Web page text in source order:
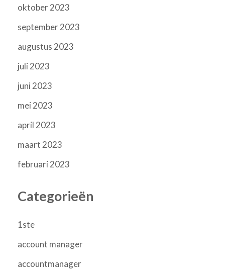
oktober 2023
september 2023
augustus 2023
juli 2023
juni 2023
mei 2023
april 2023
maart 2023
februari 2023
Categorieën
1ste
account manager
accountmanager